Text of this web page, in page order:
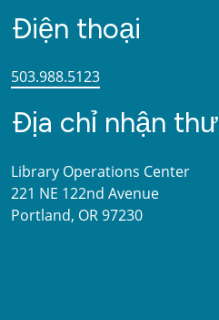
Điện thoại
503.988.5123
Địa chỉ nhận thư
Library Operations Center
221 NE 122nd Avenue
Portland, OR 97230